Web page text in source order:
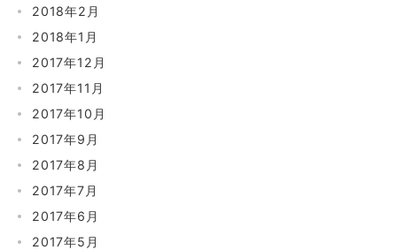
2018年2月
2018年1月
2017年12月
2017年11月
2017年10月
2017年9月
2017年8月
2017年7月
2017年6月
2017年5月